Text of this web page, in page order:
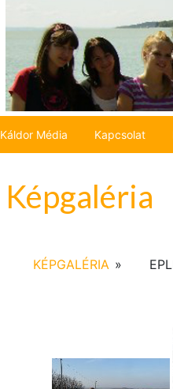
Káldor Média Kapcsolat
Képgaléria
KÉPGALÉRIA »